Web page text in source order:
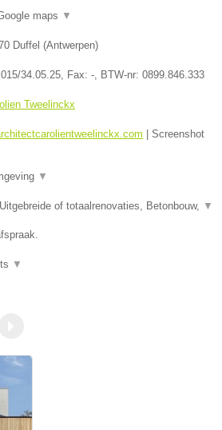
maps ▼
Duffel (Antwerpen)
34.05.25 , Fax: - , BTW-nr: 0899.846.333
Tweelinckx
| Screenshot
▼
of totaalrenovaties, Betonbouw, ▼
▼